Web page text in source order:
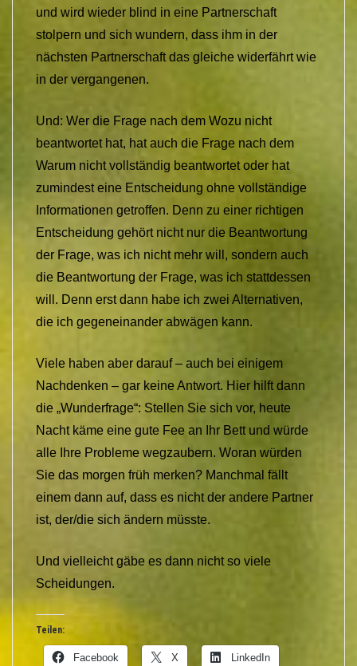
und wird wieder blind in eine Partnerschaft
stolpern und sich wundern, dass ihm in der
nächsten Partnerschaft das gleiche widerfährt wie
in der vergangenen.
Und: Wer die Frage nach dem Wozu nicht
beantwortet hat, hat auch die Frage nach dem
Warum nicht vollständig beantwortet oder hat
zumindest eine Entscheidung ohne vollständige
Informationen getroffen. Denn zu einer richtigen
Entscheidung gehört nicht nur die Beantwortung
der Frage, was ich nicht mehr will, sondern auch
die Beantwortung der Frage, was ich stattdessen
will. Denn erst dann habe ich zwei Alternativen,
die ich gegeneinander abwägen kann.
Viele haben aber darauf – auch bei einigem
Nachdenken – gar keine Antwort. Hier hilft dann
die „Wunderfrage“: Stellen Sie sich vor, heute
Nacht käme eine gute Fee an Ihr Bett und würde
alle Ihre Probleme wegzaubern. Woran würden
Sie das morgen früh merken? Manchmal fällt
einem dann auf, dass es nicht der andere Partner
ist, der/die sich ändern müsste.
Und vielleicht gäbe es dann nicht so viele
Scheidungen.
Teilen:
Facebook X LinkedIn